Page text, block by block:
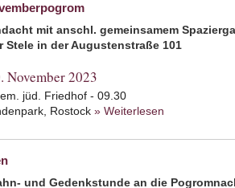
mit anschl. gemeinsamem
Stele in der Augustenstraße 101
November 2023
jüd. Friedhof - 09.30
Rostock » Weiterlesen
und Gedenkstunde an die